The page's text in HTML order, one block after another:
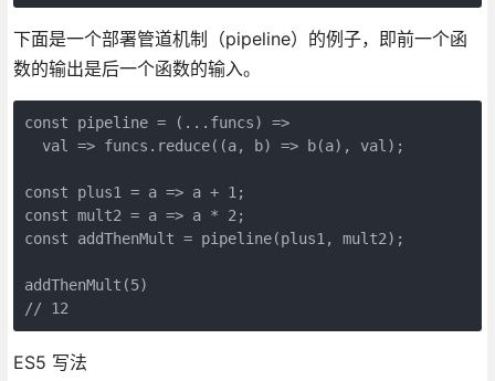
下面是一个部署管道机制（pipeline）的例子，即前一个函
数的输出是后一个函数的输入。
const pipeline = (...funcs) =>
  val => funcs.reduce((a, b) => b(a), val);
const plus1 = a => a + 1;
const mult2 = a => a * 2;
const addThenMult = pipeline(plus1, mult2);
addThenMult(5)
// 12
ES5 写法